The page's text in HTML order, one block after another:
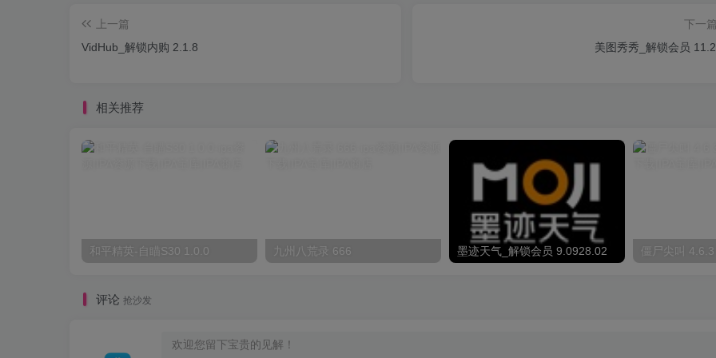
上一篇
VidHub_解锁内购 2.1.8
下一篇
美图秀秀_解锁会员
相关推荐
和平精英-自瞄S30 1.0.0 九州八荒录 666 墨迹天气_解锁会员 9.0928.02 僵尸尖叫 4.6.3
评论 抢沙发